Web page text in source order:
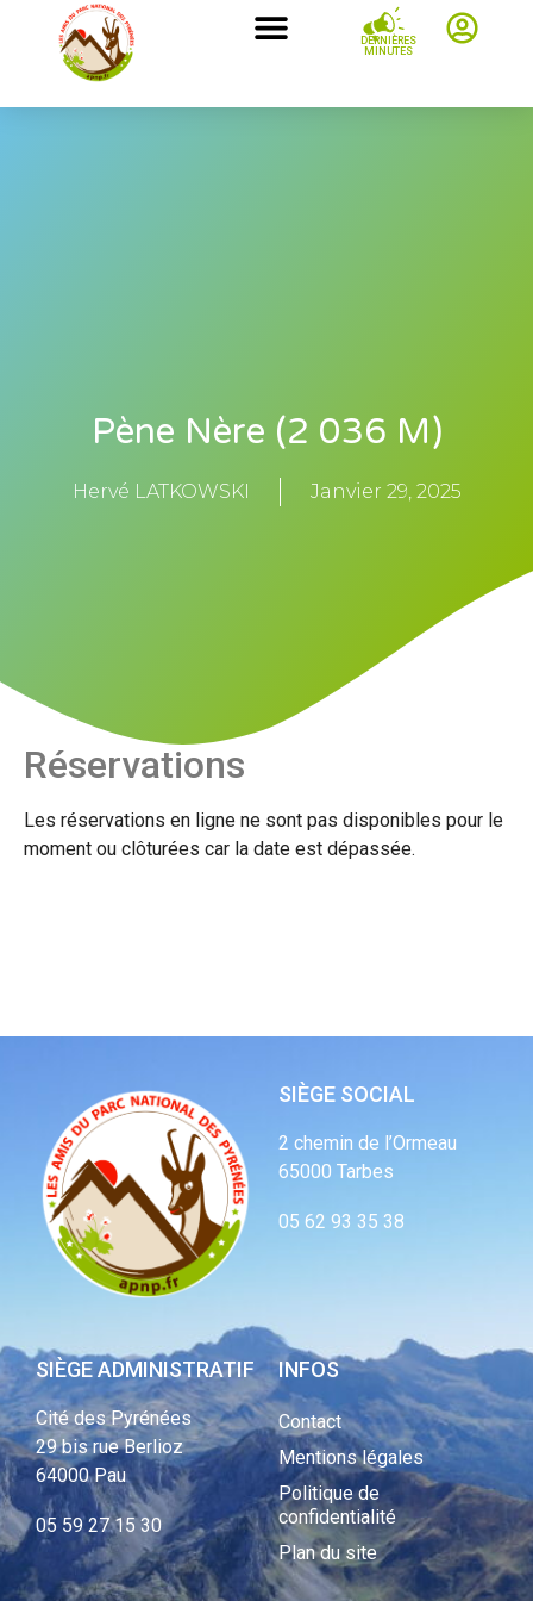
DERNIÈRES
MINUTES
Pène Nère (2 036 M)
Hervé LATKOWSKI Janvier 29, 2025
Réservations
Les réservations en ligne ne sont pas disponibles pour le
moment ou clôturées car la date est dépassée.
SIÈGE SOCIAL
2 chemin de l’Ormeau
65000 Tarbes
05 62 93 35 38
SIÈGE ADMINISTRATIF
Cité des Pyrénées
29 bis rue Berlioz
64000 Pau
05 59 27 15 30
INFOS
Contact
Mentions légales
Politique de
confidentialité
Plan du site